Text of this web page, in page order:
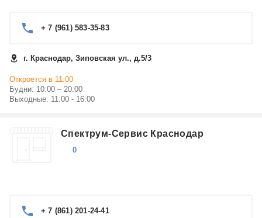
+ 7 (961) 583-35-83
г. Краснодар, Зиповская ул., д.5/3
Откроется в 11:00
Будни: 10:00 – 20:00
Выходные: 11:00 - 16:00
Спектрум-Сервис Краснодар
0
+ 7 (861) 201-24-41